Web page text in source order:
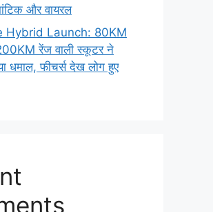
और वायरल
Hybrid Launch: 80KM
रेंज वाली स्कूटर ने
धमाल, फीचर्स देख लोग हुए